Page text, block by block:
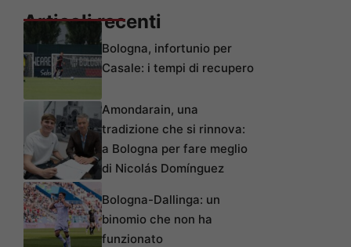
Articoli recenti
Bologna, infortunio per
Casale: i tempi di recupero
Amondarain, una
tradizione che si rinnova:
a Bologna per fare meglio
di Nicolás Domínguez
Bologna-Dallinga: un
binomio che non ha
funzionato